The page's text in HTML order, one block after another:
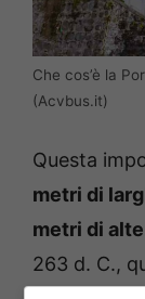
Che cos’è la
(Acvbus.it)
Questa
metri di
metri di
263 d. C.,